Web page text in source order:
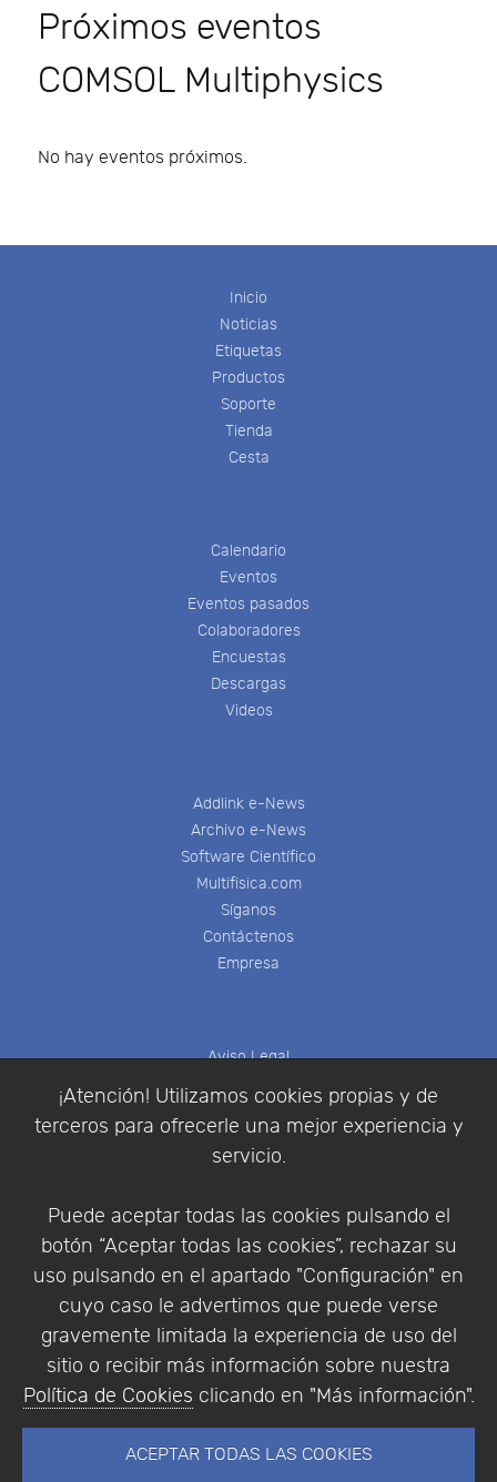
¡Atención! Utilizamos cookies propias y de
terceros para ofrecerle una mejor experiencia y
servicio.
Puede aceptar todas las cookies pulsando el
botón “Aceptar todas las cookies”, rechazar su
uso pulsando en el apartado "Configuración" en
cuyo caso le advertimos que puede verse
gravemente limitada la experiencia de uso del
sitio o recibir más información sobre nuestra
Política de Cookies clicando en "Más información".
ACEPTAR TODAS LAS COOKIES
Próximos eventos
COMSOL Multiphysics
No hay eventos próximos.
Inicio
Noticias
Etiquetas
Productos
Soporte
Tienda
Cesta
Calendario
Eventos
Eventos pasados
Colaboradores
Encuestas
Descargas
Videos
Addlink e-News
Archivo e-News
Software Científico
Multifisica.com
Síganos
Contáctenos
Empresa
Aviso Legal
Condiciones de compra
Identificarse
Empresa|Aviso Legal| Política de Privacidad |
Política de Cookies
© Copyright 1994 - 2026. Addlink Software
Científico, S.L.
Portugal.